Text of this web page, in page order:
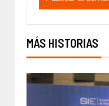
MÁS HISTORIAS